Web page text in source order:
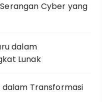
Cyber yang
dalam
Lunak
Transformasi